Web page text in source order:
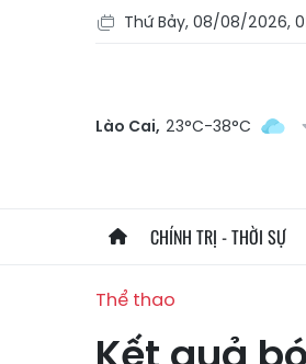
Thứ Bảy, 08/08/2026,
Lào Cai, 23°C-38°C
CHÍNH TRỊ - THỜI SỰ
Thể thao